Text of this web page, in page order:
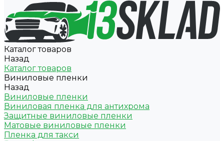
Каталог товаров
Назад
Каталог товаров
Виниловые пленки
Назад
Виниловые пленки
Виниловая пленка для антихрома
Защитные виниловые пленки
Матовые виниловые пленки
Пленка для такси